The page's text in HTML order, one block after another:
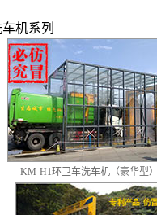
机系列
KM-H1环卫车洗车机（豪华型）